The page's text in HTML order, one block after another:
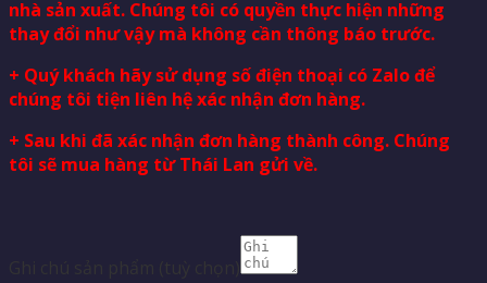
nhà sản xuất. Chúng tôi có quyền thực hiện những
thay đổi như vậy mà không cần thông báo trước.
+ Quý khách hãy sử dụng số điện thoại có Zalo để
chúng tôi tiện liên hệ xác nhận đơn hàng.
+ Sau khi đã xác nhận đơn hàng thành công. Chúng
tôi sẽ mua hàng từ Thái Lan gửi về.